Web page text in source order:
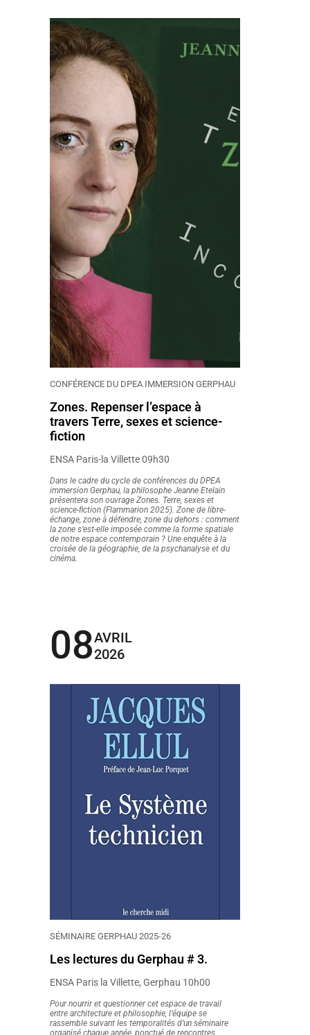
CONFÉRENCE DU DPEA IMMERSION GERPHAU
Zones. Repenser l’espace à
travers Terre, sexes et science-
fiction
ENSA Paris-la Villette 09h30
Dans le cadre du cycle de conférences du DPEA
immersion Gerphau, la philosophe Jeanne Etelain
présentera son ouvrage Zones. Terre, sexes et
science-fiction (Flammarion 2025). Zone de libre-
échange, zone à défendre, zone du dehors : comment
la zone s’est-elle imposée comme la forme spatiale
de notre espace contemporain ? Une enquête à la
croisée de la géographie, de la psychanalyse et du
cinéma.
08AVRIL
2026
SÉMINAIRE GERPHAU 2025-26
Les lectures du Gerphau # 3.
ENSA Paris la Villette, Gerphau 10h00
Pour nourrir et questionner cet espace de travail
entre architecture et philosophie, l’équipe se
rassemble suivant les temporalités d’un séminaire
organisé chaque année, ponctué de rencontres